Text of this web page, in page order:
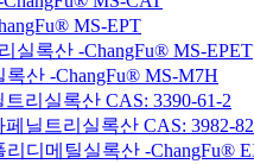
MS-EPT
실록산 -ChangFu® MS-EPET
산 -ChangFu® MS-M7H
리실록산 CAS: 3390-61-2
닐트리실록산 CAS: 3982-
디메틸실록산 -ChangFu®